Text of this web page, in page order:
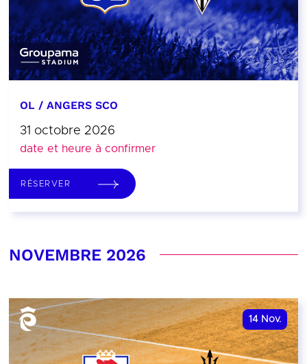
OL / ANGERS SCO
31 octobre 2026
date et heure à confirmer
RÉSERVER
NOVEMBRE 2026
14 Nov.